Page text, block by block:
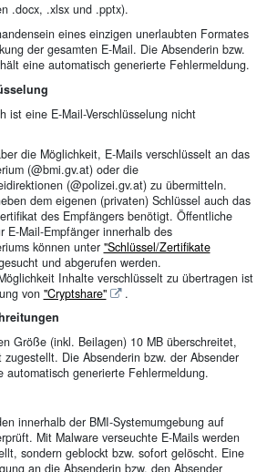
.docx, .xlsx und .pptx).
eines einzigen unerlaubten Formates
der gesamten E-Mail. Die Absenderin bzw.
eine automatisch generierte Fehlermeldung.
ist eine E-Mail-Verschlüsselung nicht
die Möglichkeit, E-Mails verschlüsselt an das
(@bmi.gv.at) oder die
(@polizei.gv.at) zu übermitteln.
dem eigenen (privaten) Schlüssel auch das
des Empfängers benötigt. Öffentliche
E-Mail-Empfänger innerhalb des
können unter "Schlüssel/Zertifikate
und abgerufen werden.
Inhalte verschlüsselt zu übertragen ist
von "Cryptshare"
.
Größe (inkl. Beilagen) 10 MB überschreitet,
zugestellt. Die Absenderin bzw. der Absender
automatisch generierte Fehlermeldung.
innerhalb der BMI-Systemumgebung auf
Mit Malware verseuchte E-Mails werden
sondern geblockt bzw. sofort gelöscht. Eine
an die Absenderin bzw. den Absender